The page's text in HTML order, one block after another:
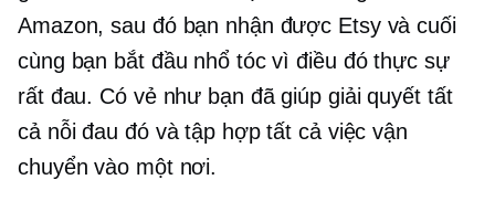
Amazon, sau đó bạn nhận được Etsy và cuối
cùng bạn bắt đầu nhổ tóc vì điều đó thực sự
rất đau. Có vẻ như bạn đã giúp giải quyết tất
cả nỗi đau đó và tập hợp tất cả việc vận
chuyển vào một nơi.